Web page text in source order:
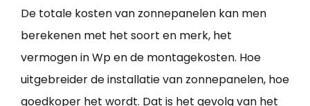
De totale kosten van zonnepanelen kan men
berekenen met het soort en merk, het
vermogen in Wp en de montagekosten. Hoe
uitgebreider de installatie van zonnepanelen, hoe
goedkoper het wordt. Dat is het gevolg van het